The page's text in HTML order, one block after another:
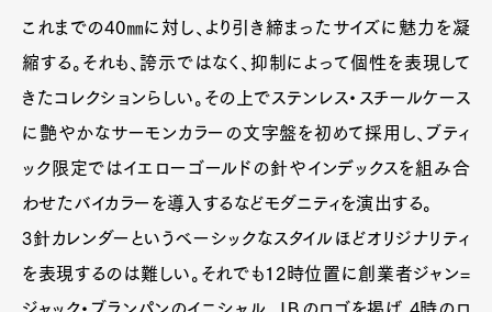
これまでの40㎜に対し、より引き締まったサイズに魅力を凝
縮する。それも、誇示ではなく、抑制によって個性を表現して
きたコレクションらしい。その上でステンレス・スチールケース
に艶やかなサーモンカラーの文字盤を初めて採用し、ブティ
ック限定ではイエローゴールドの針やインデックスを組み合
わせたバイカラーを導入するなどモダニティを演出する。
3針カレンダーというベーシックなスタイルほどオリジナリティ
を表現するのは難しい。それでも12時位置に創業者ジャン=